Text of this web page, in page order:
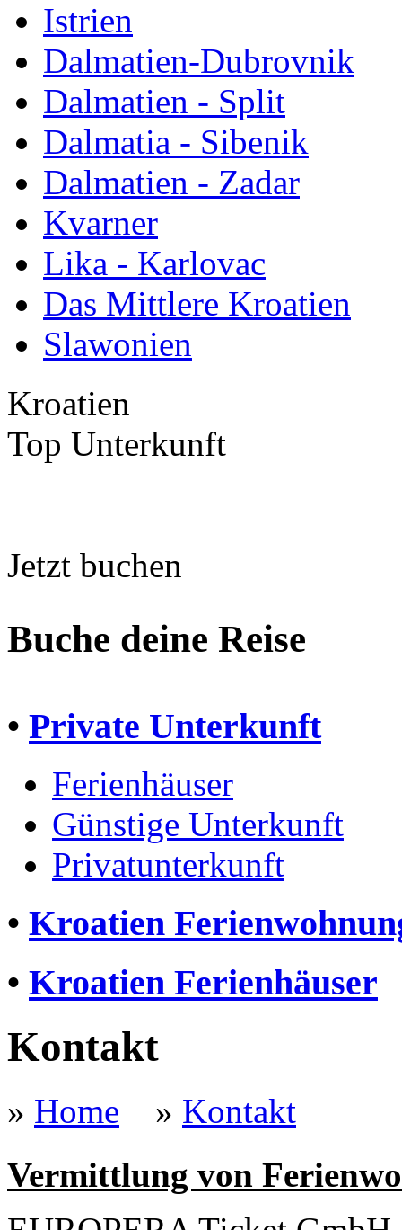
Istrien
Dalmatien-Dubrovnik
Dalmatien - Split
Dalmatia - Sibenik
Dalmatien - Zadar
Kvarner
Lika - Karlovac
Das Mittlere Kroatien
Slawonien
Kroatien
Top Unterkunft
Jetzt buchen
Buche deine Reise
• Private Unterkunft
Ferienhäuser
Günstige Unterkunft
Privatunterkunft
• Kroatien
• Kroatien Ferienhäuser
Kontakt
» Home » Kontakt
Vermittlung von